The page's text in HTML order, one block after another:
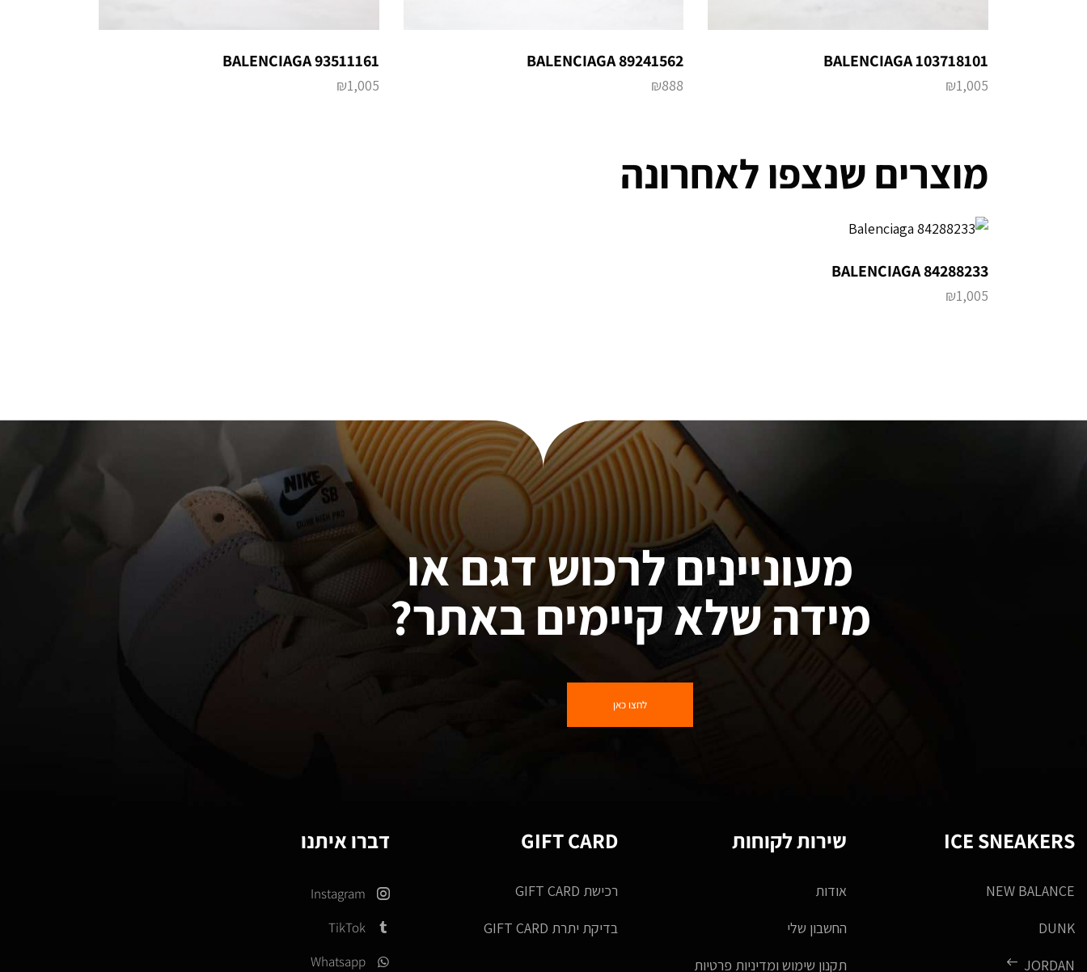
BALENCIAGA 103718101
₪1,005
BALENCIAGA 89241562
₪888
BALENCIAGA 93511161
₪1,005
מוצרים שנצפו לאחרונה
BALENCIAGA 84288233
₪1,005
מעוניינים לרכוש דגם או
מידה שלא קיימים באתר?
לחצו כאן
ICE SNEAKERS
NEW BALANCE
DUNK
JORDAN
שירות לקוחות
אודות
החשבון שלי
תקנון שימוש ומדיניות פרטיות
GIFT CARD
רכישת GIFT CARD
בדיקת יתרת GIFT CARD
דברו איתנו
Instagram
TikTok
Whatsapp